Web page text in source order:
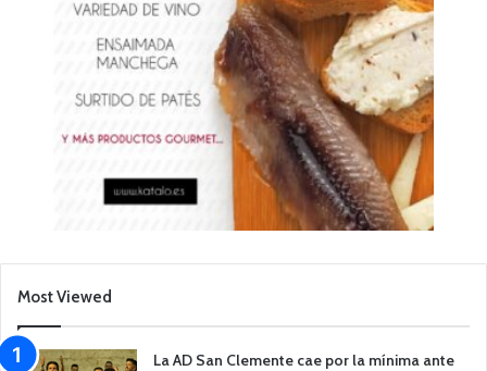
Most Viewed
La AD San Clemente cae por la mínima ante